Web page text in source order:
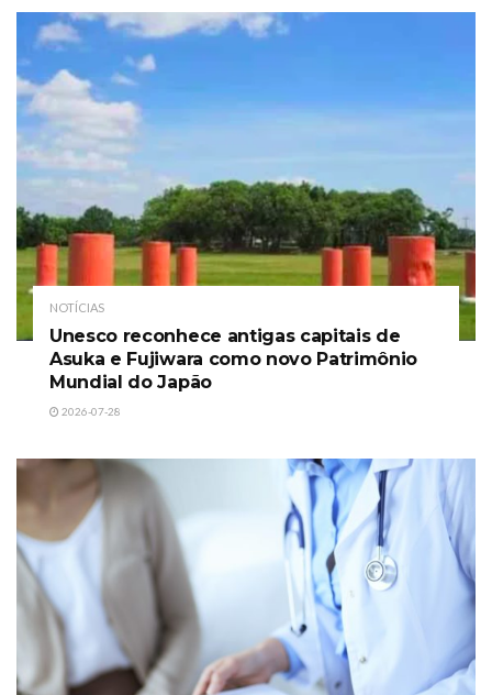
NOTÍCIAS
Unesco reconhece antigas capitais de
Asuka e Fujiwara como novo Patrimônio
Mundial do Japão
2026-07-28